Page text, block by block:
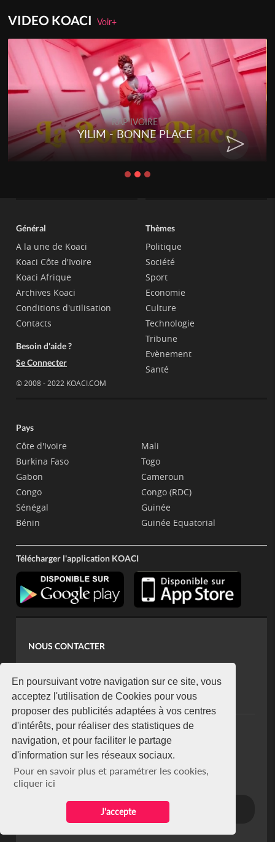
En poursuivant votre navigation sur ce site, vous
acceptez l'utilisation de Cookies pour vous
proposer des publicités adaptées à vos centres
d'intérêts, pour réaliser des statistiques de
navigation, et pour faciliter le partage
d'information sur les réseaux sociaux.
Pour en savoir plus et paramétrer les cookies,
cliquer ici
J'accepte
VIDEO KOACIVoir+
RAP IVOIRE
RENARD BARAKISSA - DOS DE
CHAT
Général
A la une de Koaci
Koaci Côte d'Ivoire
Koaci Afrique
Archives Koaci
Conditions d'utilisation
Contacts
Besoin d'aide ?
Se Connecter
© 2008 - 2022 KOACI.COM
Thèmes
Politique
Société
Sport
Economie
Culture
Technologie
Tribune
Evènement
Santé
Pays
Côte d'Ivoire
Burkina Faso
Gabon
Congo
Sénégal
Bénin
Mali
Togo
Cameroun
Congo (RDC)
Guinée
Guinée Equatorial
Télécharger l'application KOACI
NOUS CONTACTER
koaci@yahoo.fr
+225 07 08 85 52 93
NEWSLETTER
Restez connecté via notre newsletter
S'abonner
Se désabonner